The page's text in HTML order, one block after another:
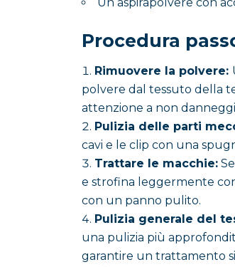
Procedura
Rimuovere la polvere:
polvere dal tessuto della
attenzione a non
Pulizia delle parti
cavi e le clip con una
Trattare le macchie:
e strofina leggermente
con un panno pulito.
Pulizia generale del
una pulizia più
garantire un trattamento